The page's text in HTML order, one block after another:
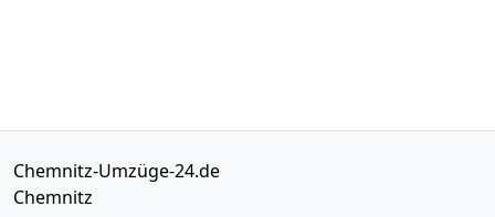
Chemnitz-Umzüge-24.de
Chemnitz